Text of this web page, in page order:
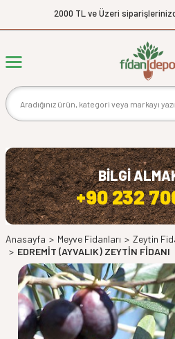
2000 TL ve Üzeri
BİLGİ
+90 232
Anasayfa > Meyve Fidanları > Zeytin
> EDREMİT (AYVALIK) ZEYTİN FİDANI